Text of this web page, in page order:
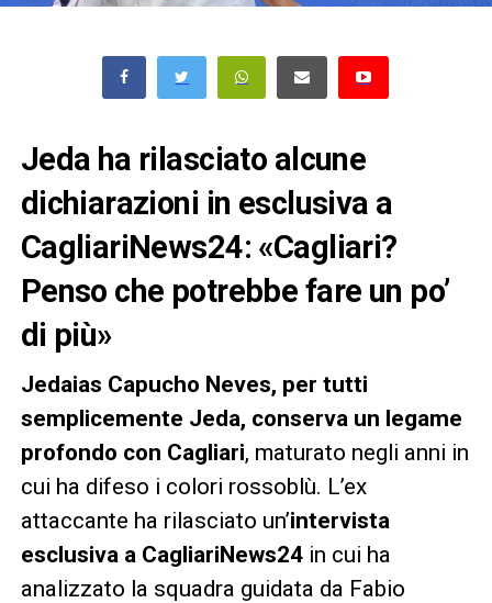
Jeda ha rilasciato alcune
dichiarazioni in esclusiva a
CagliariNews24: «Cagliari?
Penso che potrebbe fare un po’
di più»
Jedaias Capucho Neves, per tutti
semplicemente Jeda, conserva un legame
profondo con Cagliari, maturato negli anni in
cui ha difeso i colori rossoblù. L’ex
attaccante ha rilasciato un’intervista
esclusiva a CagliariNews24 in cui ha
analizzato la squadra guidata da Fabio